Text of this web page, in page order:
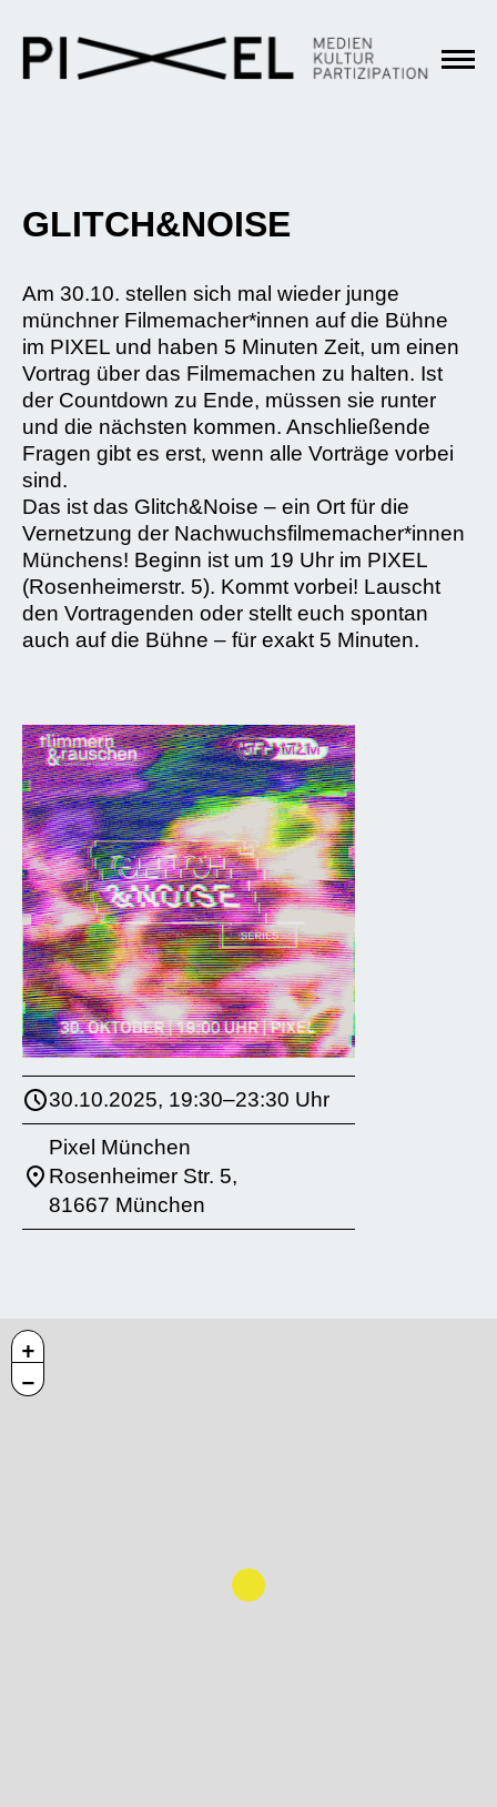
GLITCH&NOISE
Am 30.10. stellen sich mal wieder junge
münchner Filmemacher*innen auf die Bühne
im PIXEL und haben 5 Minuten Zeit, um einen
Vortrag über das Filmemachen zu halten. Ist
der Countdown zu Ende, müssen sie runter
und die nächsten kommen. Anschließende
Fragen gibt es erst, wenn alle Vorträge vorbei
sind.
Das ist das Glitch&Noise – ein Ort für die
Vernetzung der Nachwuchsfilmemacher*innen
Münchens! Beginn ist um 19 Uhr im PIXEL
(Rosenheimerstr. 5). Kommt vorbei! Lauscht
den Vortragenden oder stellt euch spontan
auch auf die Bühne – für exakt 5 Minuten.
30.10.2025, 19:30–23:30 Uhr
Pixel München
Rosenheimer Str. 5,
81667 München
+
−